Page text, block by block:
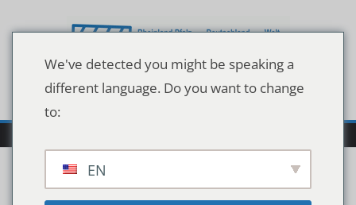
Inhalt
We've detected you might be speaking a
different language. Do you want to change
to:
EN